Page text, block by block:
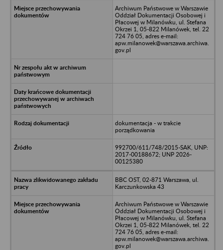
Archiwum Państwowe w Warszawie
Oddział Dokumentacji Osobowej i
Płacowej w Milanówku, ul. Stefana
Okrzei 1, 05-822 Milanówek, tel. 22
724 76 05, adres e-mail:
apw.milanowek@warszawa.archiwa.
gov.pl
dokumentacja - w trakcie
porządkowania
992700/611/748/2015-SAK, UNP:
2017-00188672; UNP 2026-
00125380
BBC OST, 02-871 Warszawa, ul.
Karczunkowska 43
Archiwum Państwowe w Warszawie
Oddział Dokumentacji Osobowej i
Płacowej w Milanówku, ul. Stefana
Okrzei 1, 05-822 Milanówek, tel. 22
724 76 05, adres e-mail:
apw.milanowek@warszawa.archiwa.
gov.pl